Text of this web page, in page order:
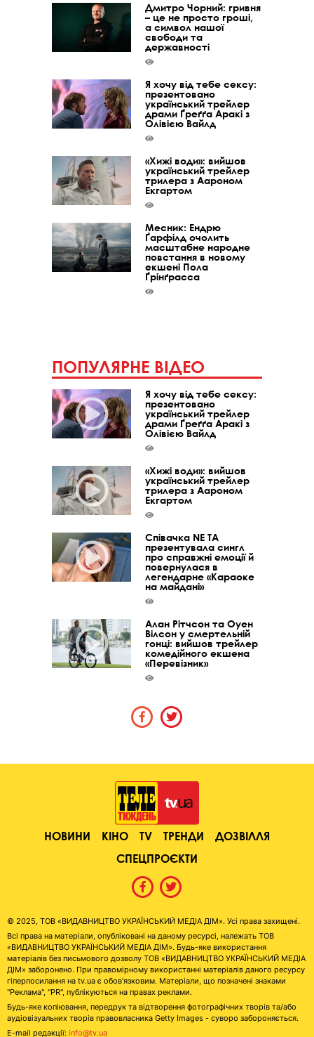
Дмитро Чорний: гривня
– це не просто гроші,
а символ нашої
свободи та
державності
Я хочу від тебе сексу:
презентовано
український трейлер
драми Ґреґґа Аракі з
Олівією Вайлд
«Хижі води»: вийшов
український трейлер
трилера з Аароном
Екгартом
Месник: Ендрю
Ґарфілд очолить
масштабне народне
повстання в новому
екшені Пола
Ґрінґрасса
ПОПУЛЯРНЕ ВІДЕО
Я хочу від тебе сексу:
презентовано
український трейлер
драми Ґреґґа Аракі з
Олівією Вайлд
«Хижі води»: вийшов
український трейлер
трилера з Аароном
Екгартом
Співачка NE TA
презентувала сингл
про справжні емоції й
повернулася в
легендарне «Караоке
на майдані»
Алан Рітчсон та Оуен
Вілсон у смертельній
гонці: вийшов трейлер
комедійного екшена
«Перевізник»
НОВИНИ КІНО TV ТРЕНДИ
ДОЗВІЛЛЯ
СПЕЦПРОЄКТИ
© 2025, ТОВ «ВИДАВНИЦТВО УКРАЇНСЬКИЙ МЕДІА ДІМ». Усі права захищені.
Всі права на матеріали, опубліковані на даному ресурсі, належать ТОВ
«ВИДАВНИЦТВО УКРАЇНСЬКИЙ МЕДІА ДІМ». Будь-яке використання
матеріалів без письмового дозволу ТОВ «ВИДАВНИЦТВО УКРАЇНСЬКИЙ МЕДІА
ДІМ» заборонено. При правомірному використанні матеріалів даного ресурсу
гіперпосилання на tv.ua є обов'язковим. Матеріали, що позначені знаками
"Реклама", "PR", публікуються на правах реклами.
Будь-яке копіювання, передрук та відтворення фотографічних творів та/або
аудіовізуальних творів правовласника Getty Images - суворо забороняється.
E-mail редакції: info@tv.ua